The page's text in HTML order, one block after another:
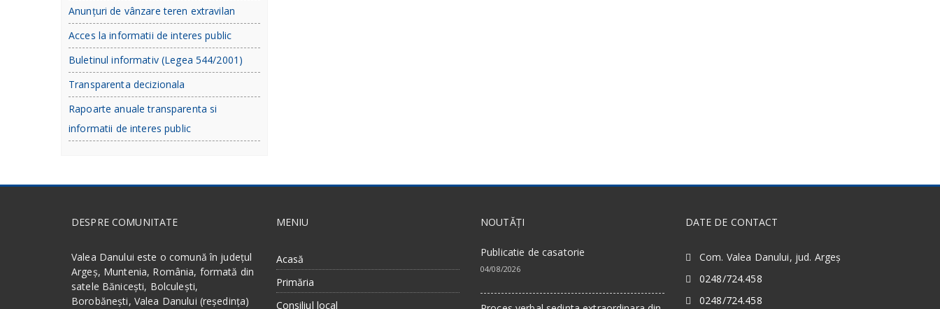
Anunțuri de vânzare teren extravilan
Acces la informatii de interes public
Buletinul informativ (Legea 544/2001)
Transparenta decizionala
Rapoarte anuale transparenta si
informatii de interes public
DESPRE COMUNITATE
Valea Danului este o comună în județul
Argeș, Muntenia, România, formată din
satele Bănicești, Bolculești,
Borobănești, Valea Danului (reședința)
MENIU
Acasă
Primăria
Consiliul local
NOUTĂȚI
Publicatie de casatorie
04/08/2026
DATE DE CONTACT
Com. Valea Danului, jud. Argeș
0248/724.458
0248/724.458